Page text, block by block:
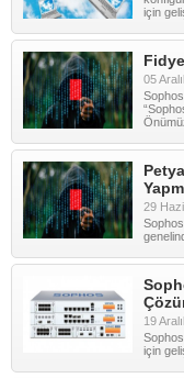
için
05
29
19
için